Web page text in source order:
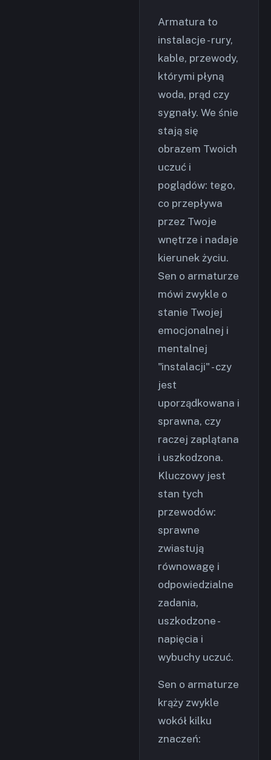
Armatura to
instalacje - rury,
kable, przewody,
którymi płyną
woda, prąd czy
sygnały. We śnie
stają się
obrazem Twoich
uczuć i
poglądów: tego,
co przepływa
przez Twoje
wnętrze i nadaje
kierunek życiu.
Sen o armaturze
mówi zwykle o
stanie Twojej
emocjonalnej i
mentalnej
"instalacji" - czy
jest
uporządkowana i
sprawna, czy
raczej zaplątana
i uszkodzona.
Kluczowy jest
stan tych
przewodów:
sprawne
zwiastują
równowagę i
odpowiedzialne
zadania,
uszkodzone -
napięcia i
wybuchy uczuć.
Sen o armaturze
krąży zwykle
wokół kilku
znaczeń: